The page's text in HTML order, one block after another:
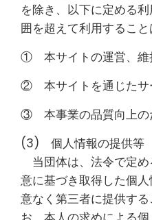
を除き、以下に定める
囲を超えて利用すること
① 本サイトの運営、維
② 本サイトを通じたサ
③ 本事業の品質向上の
(3) 個人情報の提供等
当団体は、法令で定
意に基づき取得した個
意なく第三者に提供す